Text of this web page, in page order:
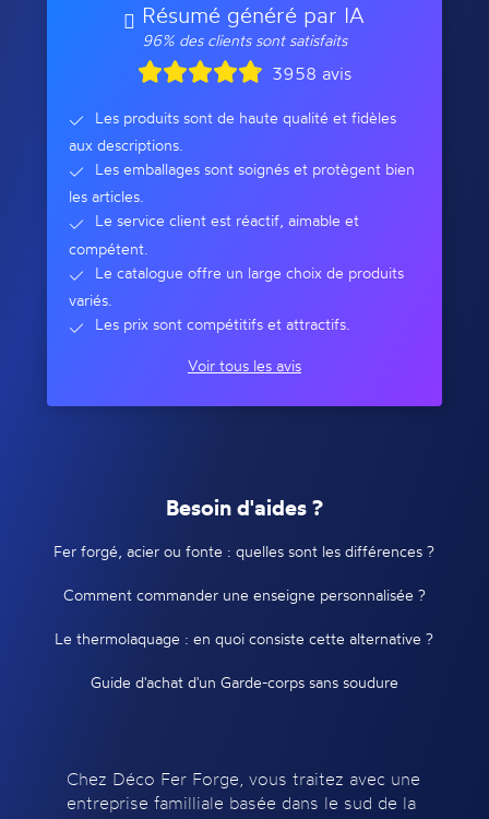
Résumé généré par IA
96% des clients sont satisfaits
3958 avis
Les produits sont de haute qualité et fidèles
aux descriptions.
Les emballages sont soignés et protègent bien
les articles.
Le service client est réactif, aimable et
compétent.
Le catalogue offre un large choix de produits
variés.
Les prix sont compétitifs et attractifs.
Voir tous les avis
Besoin d'aides ?
Fer forgé, acier ou fonte : quelles sont les différences ?
Comment commander une enseigne personnalisée ?
Le thermolaquage : en quoi consiste cette alternative ?
Guide d'achat d'un Garde-corps sans soudure
Chez Déco Fer Forge, vous traitez avec une
entreprise familliale basée dans le sud de la